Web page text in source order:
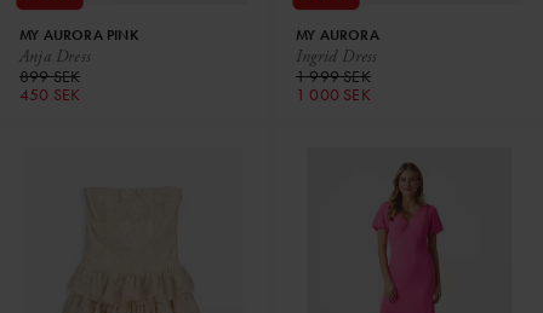
Anja Dress
MY AURORA PINK
899 SEK
450 SEK
Ingrid Dress
MY AURORA
1 999 SEK
1 000 SEK